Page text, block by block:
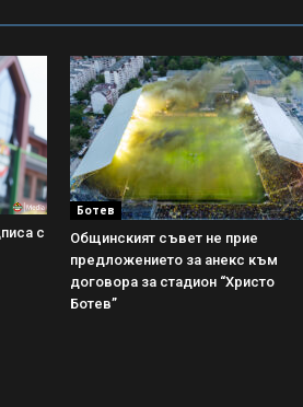
с
Ботев
Общинският съвет не прие
предложението за анекс към
договора за стадион “Христо
Ботев”